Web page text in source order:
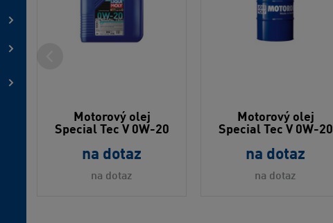
Motorový olej
Special Tec V 0W-20
na dotaz
na dotaz
Motorový olej
Special Tec V 0W-20
na dotaz
na dotaz